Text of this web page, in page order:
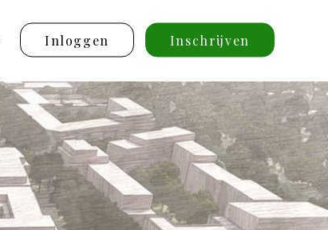
Inloggen Inschrijven